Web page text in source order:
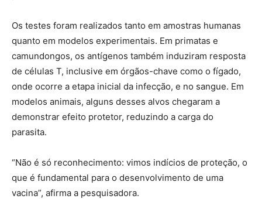
Os testes foram realizados tanto em amostras humanas
quanto em modelos experimentais. Em primatas e
camundongos, os antígenos também induziram resposta
de células T, inclusive em órgãos-chave como o fígado,
onde ocorre a etapa inicial da infecção, e no sangue. Em
modelos animais, alguns desses alvos chegaram a
demonstrar efeito protetor, reduzindo a carga do
parasita.
“Não é só reconhecimento: vimos indícios de proteção, o
que é fundamental para o desenvolvimento de uma
vacina”, afirma a pesquisadora.